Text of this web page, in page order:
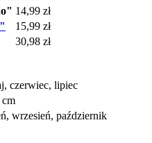
14,99 zł
15,99 zł
30,98 zł
czerwiec, lipiec
wrzesień, październik